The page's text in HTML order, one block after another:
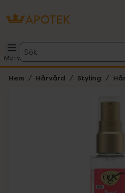
Meny
Sök
Hem Hårvård Styling